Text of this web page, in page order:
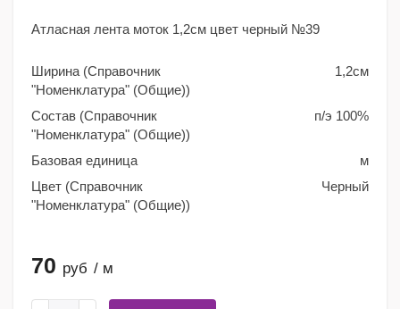
Атласная лента моток 1,2см цвет черный №39
Ширина (Справочник
"Номенклатура" (Общие))
1,2см
Состав (Справочник
"Номенклатура" (Общие))
п/э 100%
Базовая единица
м
Цвет (Справочник
"Номенклатура" (Общие))
Черный
70 руб / м